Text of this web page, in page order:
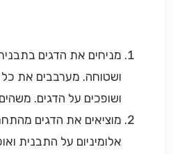
מניחים את הדגים
ושטוחה. מערבבים את
ושופכים על הדגים.
מוציאים את הדגים
אלומיניום על התבנית